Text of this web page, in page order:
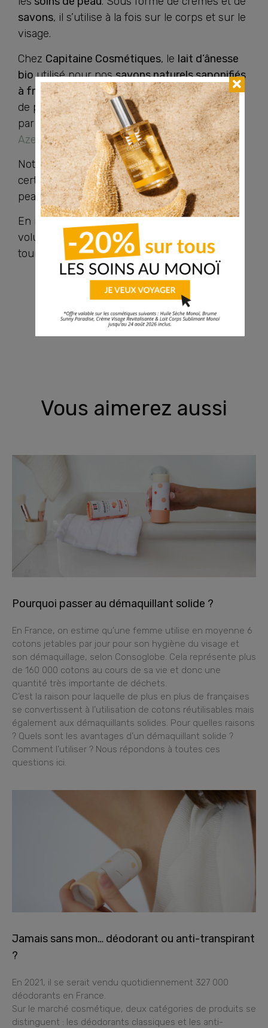
savons, il s’utilise à la fois sur le corps et sur le
visage.
Chez Capitaine Cosmétiques, le lait d’ânesse
bioutilisé pour nossavons naturels saponifiés
à froidest livré congelé dans notre atelierafin
de préserver tous ses bienfaits, directement
par notre producteur bretondel’asinerie
Azelane.
Notresavon artisanal au lait d’ânesse bio,
certifié Cosmos Organic, hydrate et apaise les
peaux sensibles et atopiques.
En intégrant régulièrement ce lait riche et
voluptueux dans votreroutine beauté
tour de vous sentir comme une reine !
Partagez !
Vous aimerez aussi
Pourquoi passer au démaquillant solide ?
En France, on estime qu’une femme utilise en moyenne 6
cotons jetables par jour pour son hygiène du visage et
son démaquillage, selon Consoglobe. Cela représente plus
de 160 000 cotons au cours de sa vie et donc une
quantité très importante de déchets.
C’est la raison pour laquelle de plus en plus de françaises
se convertissent à l’utilisation de cotons réutilisables mais
également aux démaquillants solides. Pour quelles raisons
? Quels sont les avantages d’un démaquillant solide ?
Comment l’utiliser ? Nous répondons à toutes ces
questions ici.
Jamais sans mon… déodorant ou anti-transpirant
?
En 2021, il se serait vendu quotidiennement 327 000
déodorants en France.
Sur le marché cosmétique, deux catégories de produits se
distinguent : les déodorants classiques et les anti-